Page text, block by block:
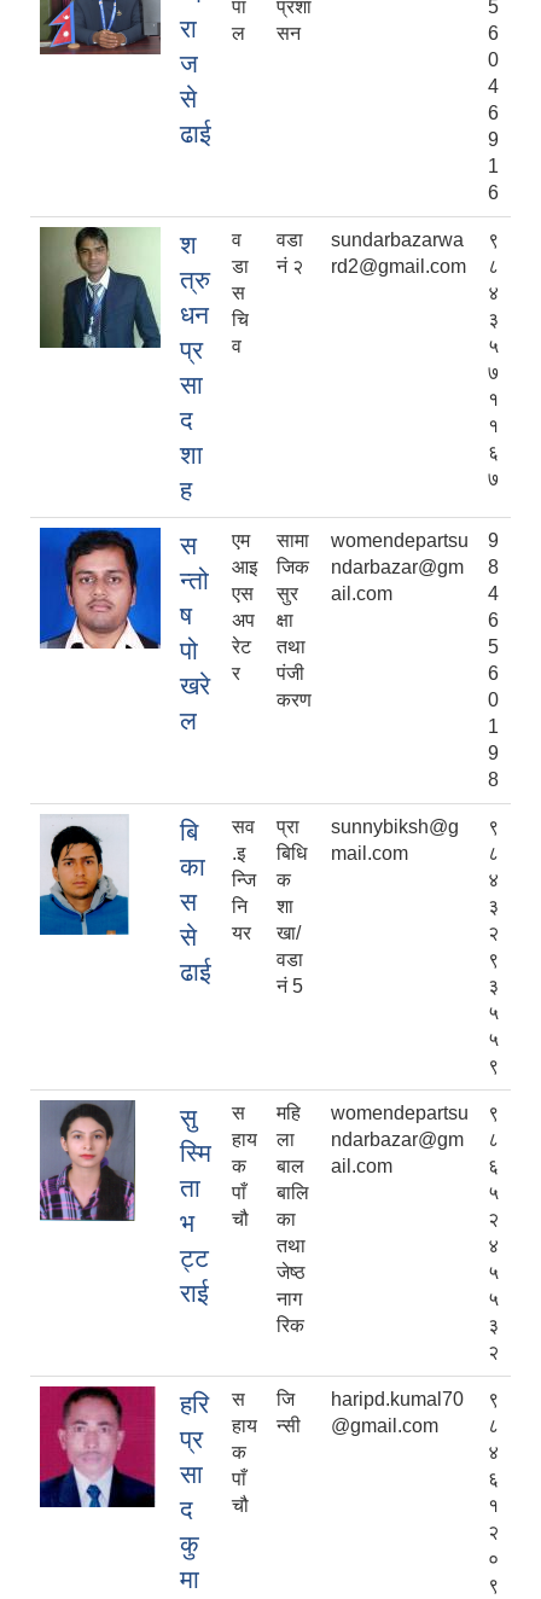
रा
ज
से
ढाई
पा
ल
प्रशा
सन
5
6
0
4
6
9
1
6
श
त्रु
धन
प्र
सा
द
शा
ह
व
डा
स
चि
व
वडा
नं २
sundarbazarwa
rd2@gmail.com
९
८
४
३
५
७
१
१
६
७
स
न्तो
ष
पो
खरे
ल
एम
आइ
एस
अप
रेट
र
सामा
जिक
सुर
क्षा
तथा
पंजी
करण
womendepartsu
ndarbazar@gm
ail.com
9
8
4
6
5
6
0
1
9
8
बि
का
स
से
ढाई
सव
.इ
न्जि
नि
यर
प्रा
बिधि
क
शा
खा/
वडा
नं 5
sunnybiksh@g
mail.com
९
८
४
३
२
९
३
५
५
९
सु
स्मि
ता
भ
ट्ट
राई
स
हाय
क
पाँ
चौ
महि
ला
बाल
बालि
का
तथा
जेष्ठ
नाग
रिक
womendepartsu
ndarbazar@gm
ail.com
९
८
६
५
२
४
५
५
३
२
हरि
प्र
सा
द
कु
मा
स
हाय
क
पाँ
चौ
जि
न्सी
haripd.kumal70
@gmail.com
९
८
४
६
१
२
०
९